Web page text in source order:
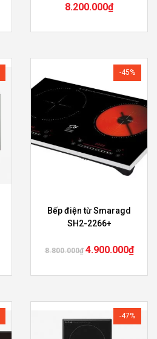
8.200.000₫
-45%
Bếp điện từ Smaragd
SH2-2266+
8.800.000₫ 4.900.000₫
-47%